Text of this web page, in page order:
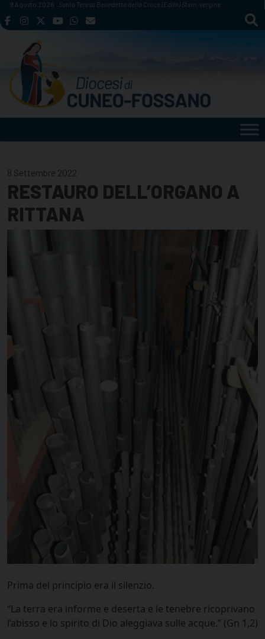
Skip
to
9 Agosto 2026 Santa Teresa Benedetta della Croce (Edith) Stein, vergine
8 Settembre 2022
RESTAURO DELL’ORGANO A
RITTANA
Prima del principio era il silenzio.
“La terra era informe e deserta e le tenebre ricoprivano
l’abisso e lo spirito di Dio aleggiava sulle acque.” (Gn 1,2)